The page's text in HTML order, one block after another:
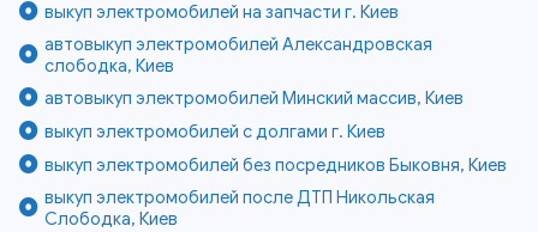
выкуп электромобилей на запчасти г. Киев
автовыкуп электромобилей Александровская
слободка, Киев
автовыкуп электромобилей Минский массив, Киев
выкуп электромобилей с долгами г. Киев
выкуп электромобилей без посредников Быковня, Киев
выкуп электромобилей после ДТП Никольская
Слободка, Киев